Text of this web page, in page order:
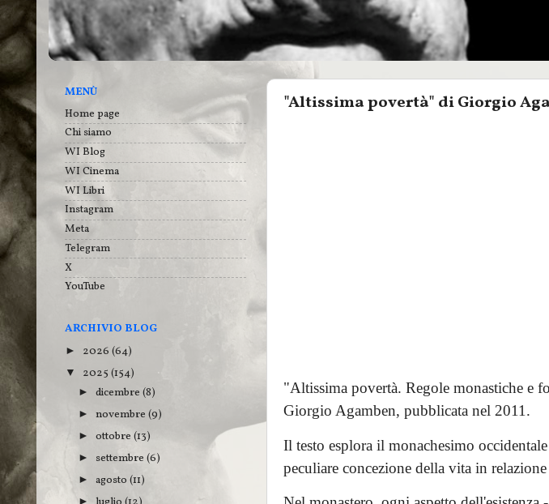
"Altissima povertà" di Giorgio
"Altissima povertà. Regole monastiche e
Giorgio Agamben, pubblicata nel 2011.
Il testo esplora il monachesimo
peculiare concezione della vita in
MENÙ
Home page
Chi siamo
WI Blog
WI Cinema
WI Libri
Instagram
Meta
Telegram
X
YouTube
ARCHIVIO BLOG
► 2026 (64)
▼ 2025 (154)
► dicembre (8)
► novembre (9)
► ottobre (13)
► settembre (6)
► agosto (11)
►